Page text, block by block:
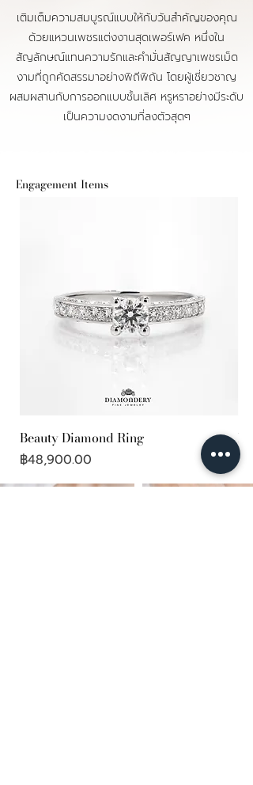
เติมเต็มความสมบูรณ์แบบให้กับวันสำคัญของคุณ
ด้วยแหวนเพชรแต่งงานสุดเพอร์เฟค หนึ่งใน
สัญลักษณ์แทนความรักและคำมั่นสัญญาเพชรเม็ด
งามที่ถูกคัดสรรมาอย่างพิถีพิถัน โดยผู้เชี่ยวชาญ
ผสมผสานกับการออกแบบชั้นเลิศ หรูหราอย่างมีระดับ
เป็นความงดงามที่ลงตัวสุดๆ
Engagement Items
Beauty Diamond Ring
ราคา
฿48,900.00
ราคา
฿